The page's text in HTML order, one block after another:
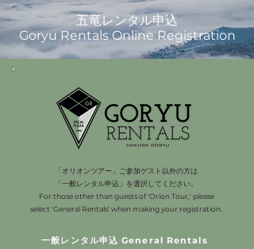
五竜レンタル申込
Goryu Rentals Online Registration
「オリオンツアー」ご参加ゲスト以外の方は
「一般レンタル申込」を選択してください。
For those other than guests of 'Orion Tour,' please
select 'General Rentals' when making your registration.
一般レンタル申込 General Rentals